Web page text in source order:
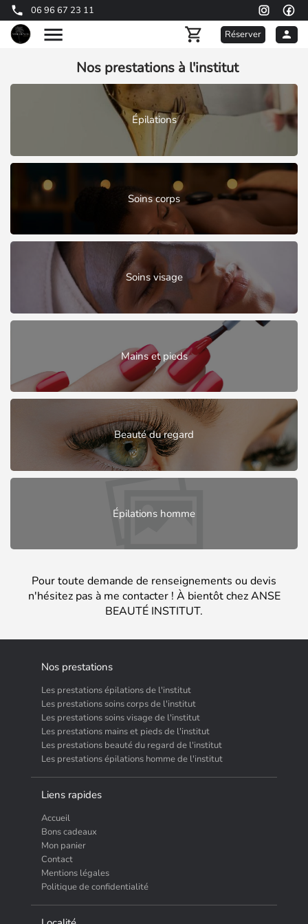
06 96 67 23 11
Réserver
Nos prestations à l'institut
Épilations
Soins corps
Soins visage
Mains et pieds
Beauté du regard
Épilations homme
Pour toute demande de renseignements ou devis
n'hésitez pas à me contacter ! À bientôt chez ANSE
BEAUTÉ INSTITUT.
Nos prestations
Les prestations épilations de l'institut
Les prestations soins corps de l'institut
Les prestations soins visage de l'institut
Les prestations mains et pieds de l'institut
Les prestations beauté du regard de l'institut
Les prestations épilations homme de l'institut
Liens rapides
Accueil
Bons cadeaux
Mon panier
Contact
Mentions légales
Politique de confidentialité